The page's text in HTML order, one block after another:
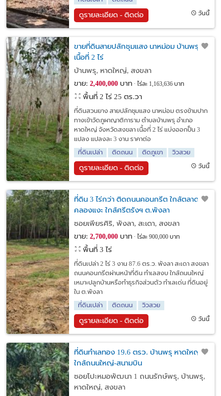
ดูรายละเอียด - ติดต่อ วันนี้
ขายที่ดินสายปลักชุมแสง นาหม่อม บ้านพรุ
เนื้อที่ 2 ไร่
บ้านพรุ, หาดใหญ่, สงขลา
ขาย: 2,400,000บาท ไร่ละ 1,163,636 บาท
พื้นที่ 2 ไร่ 25 ตร.วา
ที่ดินสวนยาง สายปลักชุมแสง นาหม่อม ตรงข้ามปาก
ทางเข้าวัดภูผาญาติการาม ตำบลบ้านพรุ อำเภอ
หาดใหญ่ จังหวัดสงขลา เนื้อที่ 2 ไร่ แบ่งออกป็น 3
แปลง แปลงละ 3 งาน ราคาต่อ
ที่ดินเปล่า
ติดถนน ติดภูเขา วิวสวย
ดูรายละเอียด - ติดต่อ วันนี้
ที่ดิน 3 ไร่กว่า ติดถนนคอนกรีต ใกล้ตลาด
คลองแงะ ใกล้ศรีตรังฯ ต.พังลา
ซอยเพียรศิริ, พังลา, สะเดา, สงขลา
ขาย: 2,700,000บาท ไร่ละ 900,000 บาท
พื้นที่ 3 ไร่
ที่ดินเปล่า 2 ไร่ 3 งาน 87.6 ตร.ว. พังลา สะเดา สงขลา
ถนนคอนกรีตผ่านหน้าที่ดิน ทำเลสงบ ใกล้ถนนใหญ่
เหมาะปลูกบ้านหรือทำธุรกิจส่วนตัว ทำเลเด่น ที่ดินอยู่
ใน ต.พังลา
ที่ดินเปล่า
ติดถนน วิวสวย
ดูรายละเอียด - ติดต่อ วันนี้
ที่ดินทำเลทอง 19.6 ตรว. บ้านพรุ หาดใหญ่
ใกล้ถนนใหญ่-สนามบิน
ซอยโปะหมอพัฒนา 1 ถนนรักษ์พรุ, บ้านพรุ,
หาดใหญ่, สงขลา